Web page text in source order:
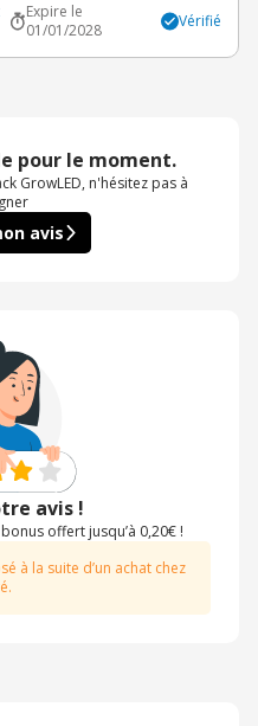
Expire le
01/01/2028
Vérifié
pour le moment.
GrowLED, n'hésitez pas à
avis
avis !
offert jusqu’à 0,20€ !
à la suite d’un achat chez